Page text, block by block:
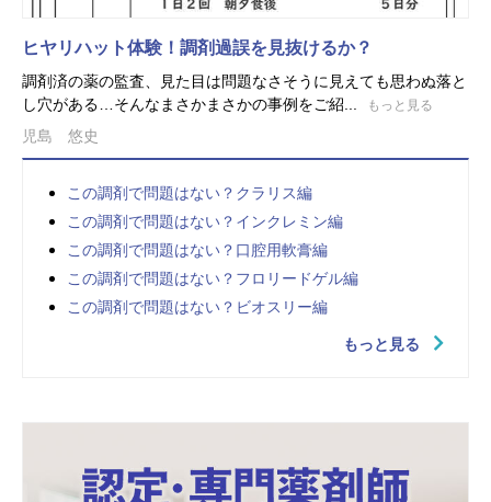
ヒヤリハット体験！調剤過誤を見抜けるか？
調剤済の薬の監査、見た目は問題なさそうに見えても思わぬ落と
し穴がある…そんなまさかまさかの事例をご紹...
もっと見る
児島 悠史
この調剤で問題はない？クラリス編
この調剤で問題はない？インクレミン編
この調剤で問題はない？口腔用軟膏編
この調剤で問題はない？フロリードゲル編
この調剤で問題はない？ビオスリー編
もっと見る